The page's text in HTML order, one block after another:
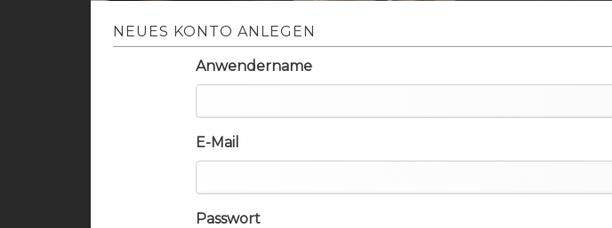
NEUES KONTO ANLEGEN
Anwendername
E-Mail
Passwort